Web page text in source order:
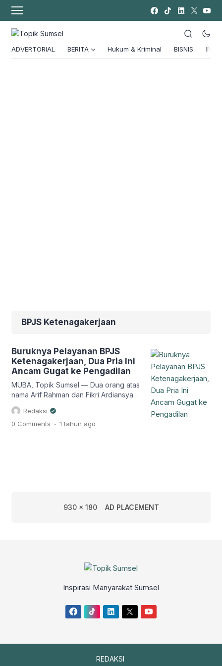
ADVERTORIAL BERITA Hukum & Kriminal BISNIS
BPJS Ketenagakerjaan
Buruknya Pelayanan BPJS
Ketenagakerjaan, Dua Pria Ini
Ancam Gugat ke Pengadilan
MUBA, Topik Sumsel — Dua orang atas
nama Arif Rahman dan Fikri Ardiansyah
yang merupakan peserta BPJS
Ketenagakerjaan Pangkalan Balai hari
ini (26/5/25), menyatakan kekecewaan
Redaksi
0 Comments . 1 tahun ago
930 x 180 AD PLACEMENT
Inspirasi Manyarakat Sumsel
REDAKSI